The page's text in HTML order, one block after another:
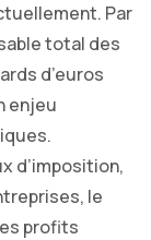
Par
total des
d’euros
enjeu
d’imposition,
le
profits